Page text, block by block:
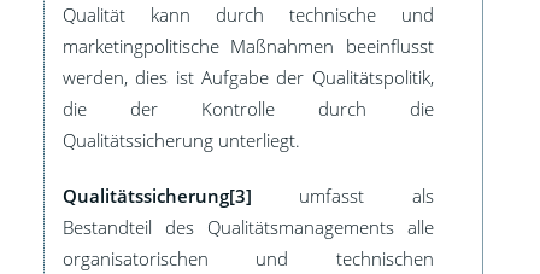
Qualität kann durch technische und
marketingpolitische Maßnahmen beeinflusst
werden, dies ist Aufgabe der Qualitätspolitik,
die der Kontrolle durch die
Qualitätssicherung unterliegt.
Qualitätssicherung[3] umfasst als
Bestandteil des Qualitätsmanagements alle
organisatorischen und technischen